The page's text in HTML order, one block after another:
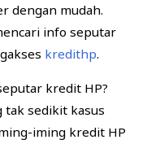
dengan mudah.
info seputar
kredithp.
kredit HP?
tak sedikit kasus
iming kredit HP